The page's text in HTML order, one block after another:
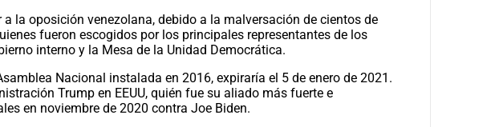
la oposición venezolana, debido a la malversación de cientos de
fueron escogidos por los principales representantes de los
interno y la Mesa de la Unidad Democrática.
Nacional instalada en 2016, expiraría el 5 de enero de 2021.
Trump en EEUU, quién fue su aliado más fuerte e
en noviembre de 2020 contra Joe Biden.